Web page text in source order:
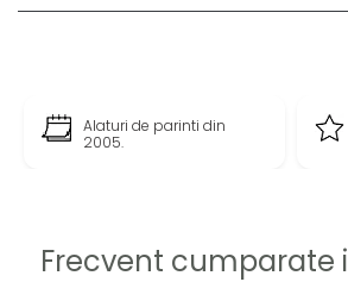
Alaturi de parinti din
2005.
Frecvent cumparate